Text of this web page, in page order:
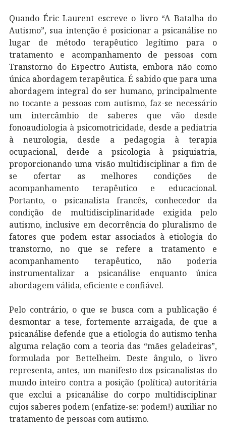
Quando Éric Laurent escreve o livro “A Batalha do
Autismo”, sua intenção é posicionar a psicanálise no
lugar de método terapêutico legítimo para o
tratamento e acompanhamento de pessoas com
Transtorno do Espectro Autista, embora não como
única abordagem terapêutica. É sabido que para uma
abordagem integral do ser humano, principalmente
no tocante a pessoas com autismo, faz-se necessário
um intercâmbio de saberes que vão desde
fonoaudiologia à psicomotricidade, desde a pediatria
à neurologia, desde a pedagogia à terapia
ocupacional, desde a psicologia à psiquiatria,
proporcionando uma visão multidisciplinar a fim de
se ofertar as melhores condições de
acompanhamento terapêutico e educacional.
Portanto, o psicanalista francês, conhecedor da
condição de multidisciplinaridade exigida pelo
autismo, inclusive em decorrência do pluralismo de
fatores que podem estar associados à etiologia do
transtorno, no que se refere a tratamento e
acompanhamento terapêutico, não poderia
instrumentalizar a psicanálise enquanto única
abordagem válida, eficiente e confiável.
Pelo contrário, o que se busca com a publicação é
desmontar a tese, fortemente arraigada, de que a
psicanálise defende que a etiologia do autismo tenha
alguma relação com a teoria das “mães geladeiras”,
formulada por Bettelheim. Deste ângulo, o livro
representa, antes, um manifesto dos psicanalistas do
mundo inteiro contra a posição (política) autoritária
que exclui a psicanálise do corpo multidisciplinar
cujos saberes podem (enfatize-se: podem!) auxiliar no
tratamento de pessoas com autismo.